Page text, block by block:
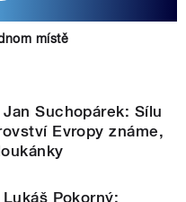
místě
Suchopárek: Sílu
Evropy známe,
Pokorný: